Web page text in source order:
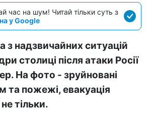
час на шум! Читай тільки суть з
у Google
надзвичайних ситуацій
столиці після атаки Росії
На фото - зруйновані
та пожежі, евакуація
тільки.